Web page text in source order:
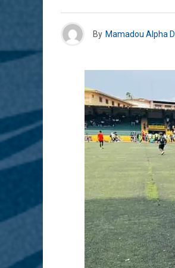
By Mamadou Alpha